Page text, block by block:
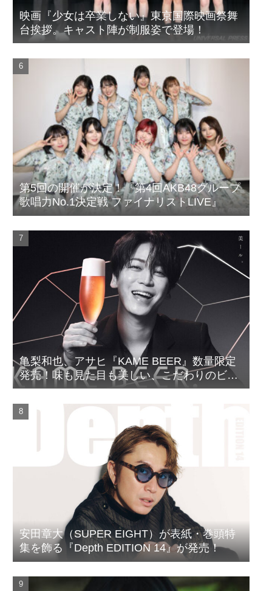
映画『少女は卒業しない』東京国際映画祭舞
台挨拶。キャスト陣が制服姿で登場！
第5回の開催が決定！『第4回AKB48グループ
歌唱力No.1決定戦 ファイナリストLIVE』
亀梨和也、アサヒ『KAME BEER』数量限定
発売！味も見た目も美しい、こだわりのビー
ルがついに完成
安田章大（SUPER EIGHT）が表紙・巻頭特
集を飾る『Depth EDITION 14』が発売！